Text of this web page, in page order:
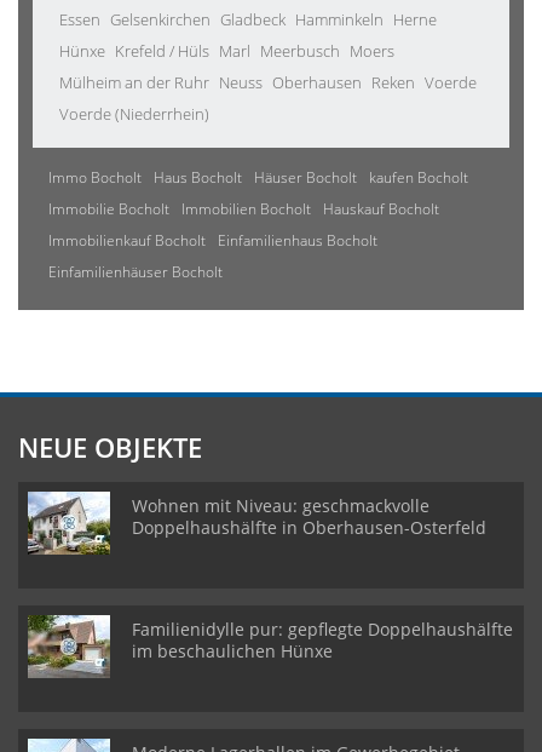
Essen Gelsenkirchen Gladbeck Hamminkeln Herne
Hünxe Krefeld / Hüls Marl Meerbusch Moers
Mülheim an der Ruhr Neuss Oberhausen Reken Voerde
Voerde (Niederrhein)
Immo Bocholt Haus Bocholt Häuser Bocholt
kaufen Bocholt
Immobilie Bocholt
Immobilien Bocholt
Hauskauf Bocholt
Immobilienkauf Bocholt
Einfamilienhaus Bocholt
Einfamilienhäuser Bocholt
NEUE OBJEKTE
Wohnen mit Niveau: geschmackvolle
Doppelhaushälfte in Oberhausen-Osterfeld
Familienidylle pur: gepflegte Doppelhaushälfte
im beschaulichen Hünxe